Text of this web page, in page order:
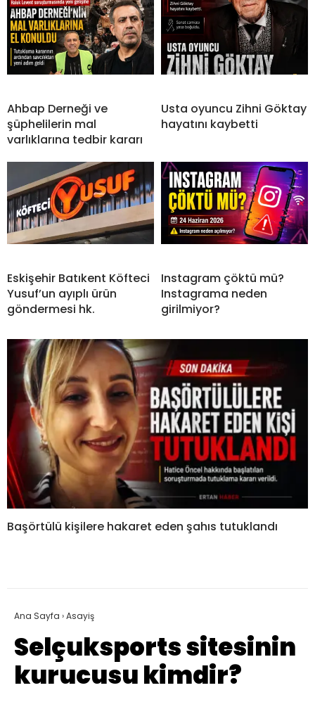
Ahbap Derneği ve
şüphelilerin mal
varlıklarına tedbir kararı
Usta oyuncu Zihni Göktay
hayatını kaybetti
Eskişehir Batıkent Köfteci
Yusuf’un ayıplı ürün
göndermesi hk.
Instagram çöktü mü?
Instagrama neden
girilmiyor?
Başörtülü kişilere hakaret eden şahıs tutuklandı
Ana Sayfa ›Asayiş
Selçuksports sitesinin
kurucusu kimdir?